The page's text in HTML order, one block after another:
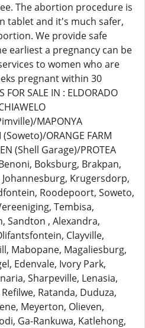
The abortion procedure is
tablet and it's much safer,
We provide safe
earliest a pregnancy can be
to women who are
pregnant within 30
FOR SALE IN : ELDORADO
MAPONYA
ORANGE FARM
(Shell Garage)/PROTEA
Boksburg, Brakpan,
Krugersdorp,
Roodepoort, Soweto,
Tembisa,
Sandton , Alexandra,
Clayville,
Mabopane, Magaliesburg,
Edenvale, Ivory Park,
Sharpeville, Lenasia,
Ratanda, Duduza,
Meyerton, Olieven,
Ga-Rankuwa, Katlehong,